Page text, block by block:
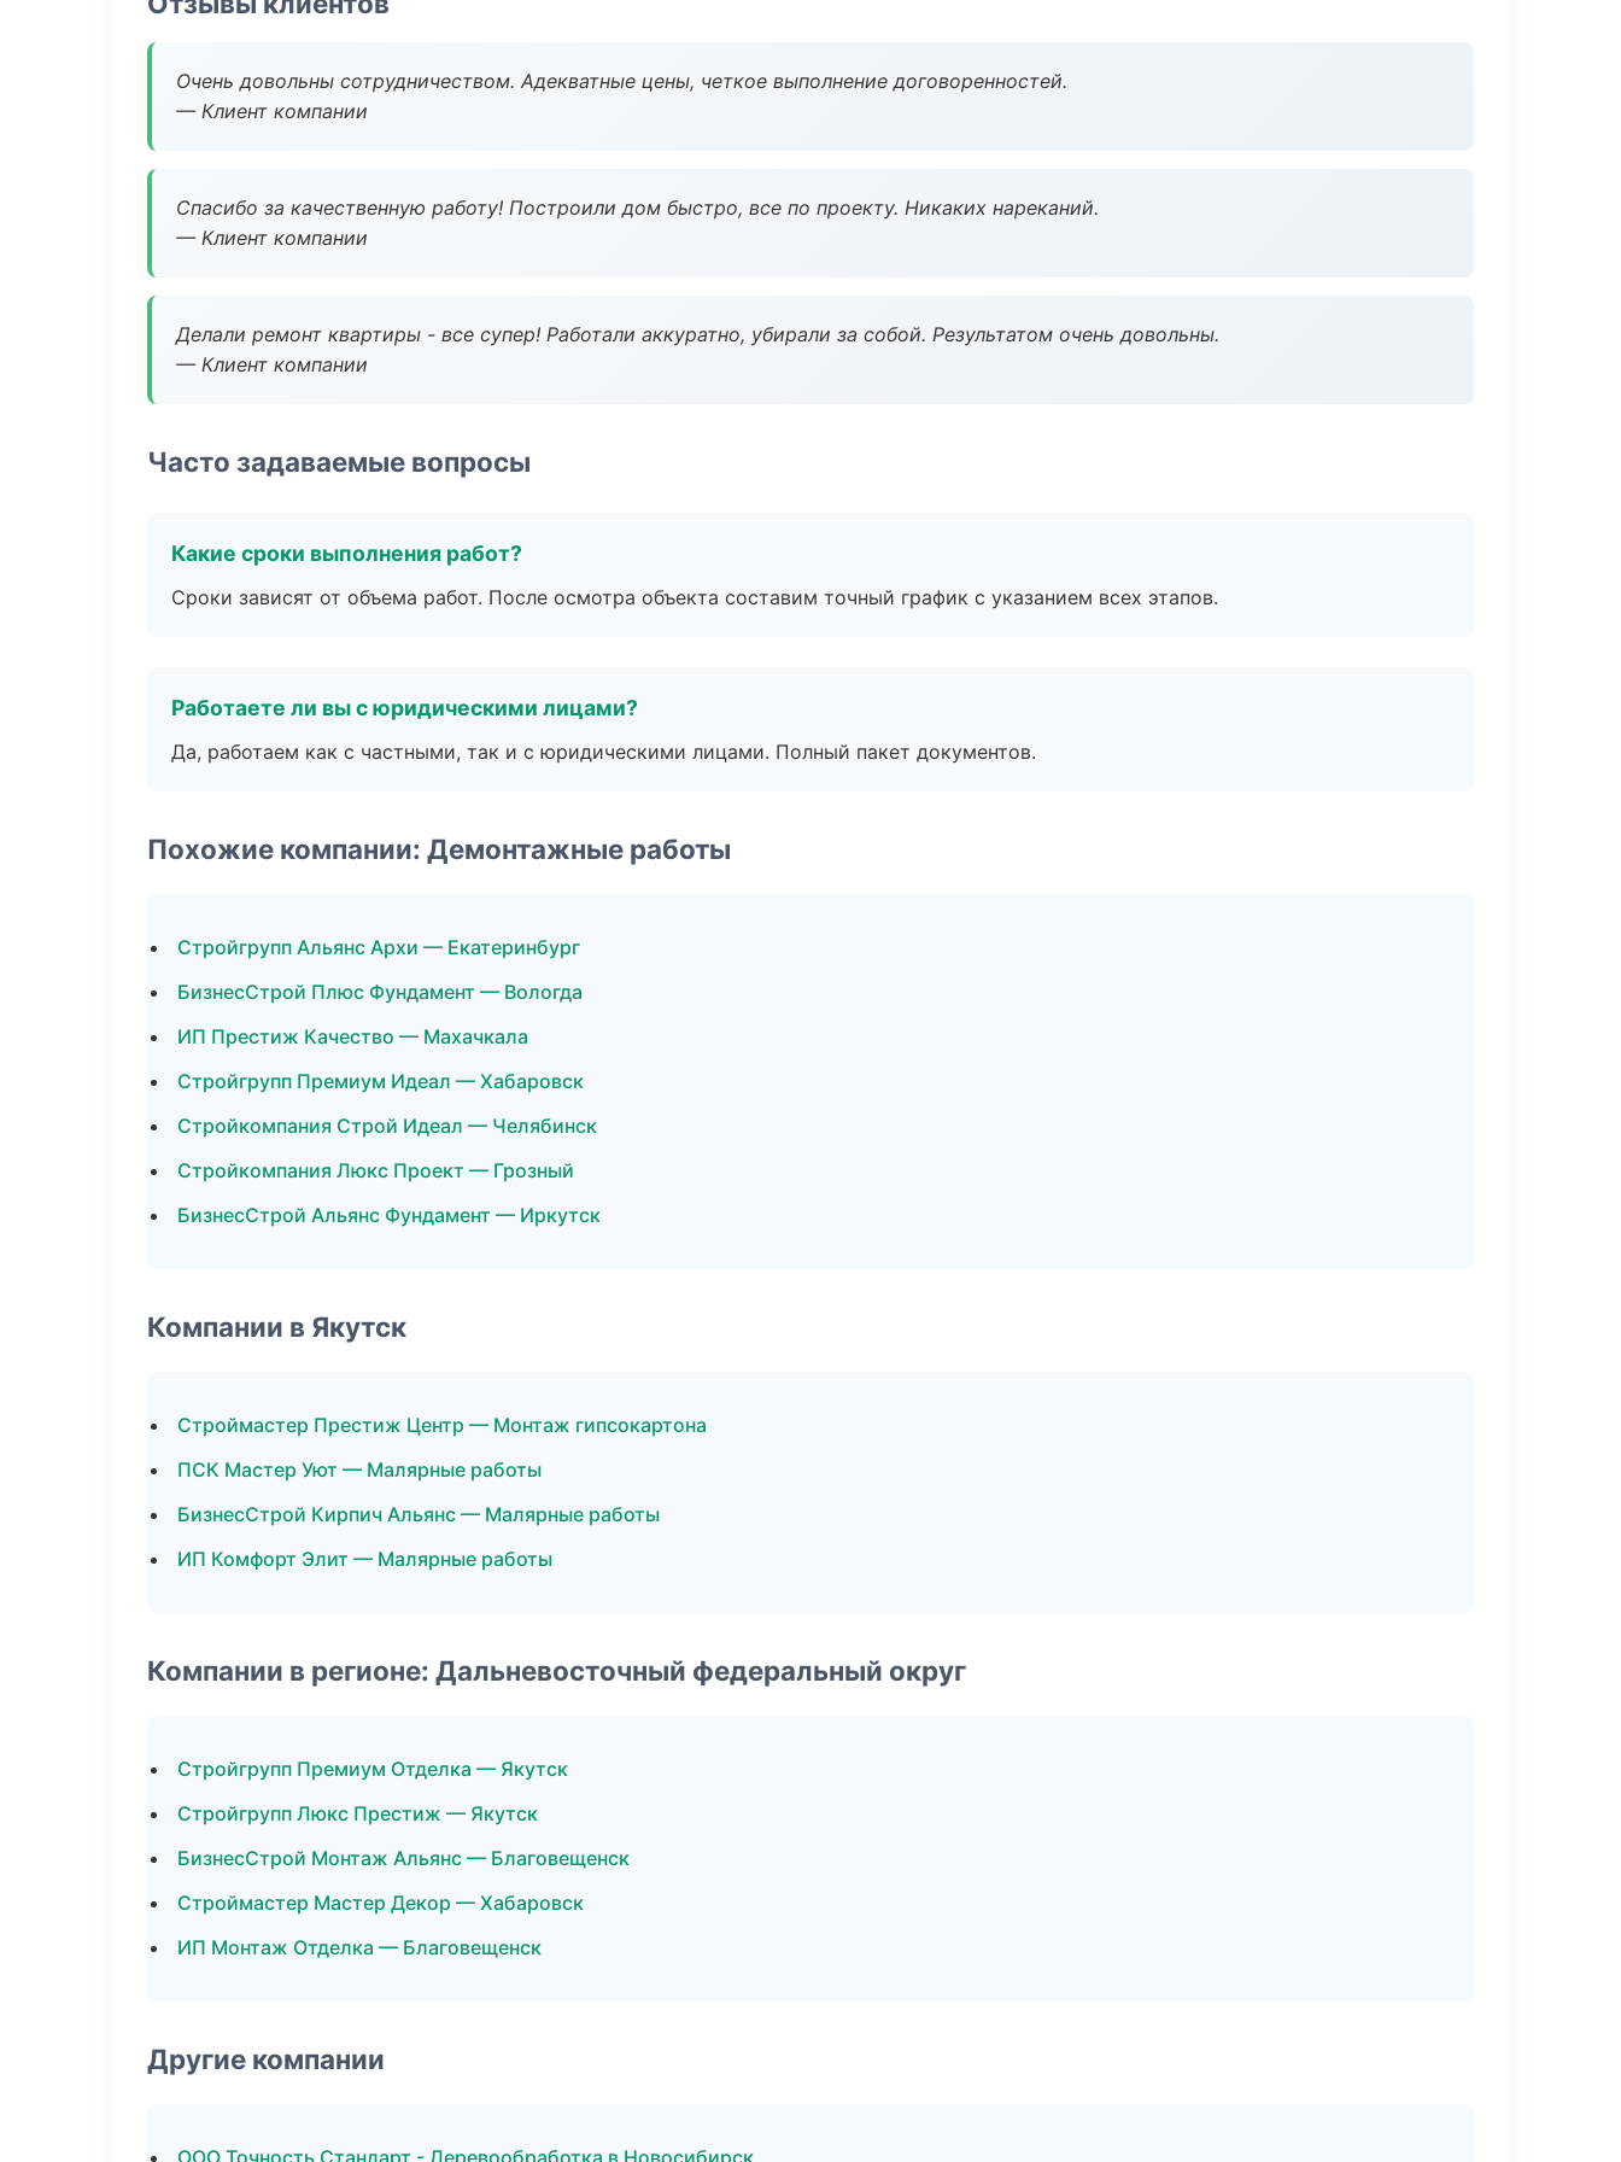
Очень довольны сотрудничеством. Адекватные цены, четкое выполнение договоренностей.
— Клиент компании
Спасибо за качественную работу! Построили дом быстро, все по проекту. Никаких нареканий.
— Клиент компании
Делали ремонт квартиры - все супер! Работали аккуратно, убирали за собой. Результатом очень довольны.
— Клиент компании
Часто задаваемые вопросы
Какие сроки выполнения работ?
Сроки зависят от объема работ. После осмотра объекта составим точный график с указанием всех этапов.
Работаете ли вы с юридическими лицами?
Да, работаем как с частными, так и с юридическими лицами. Полный пакет документов.
Похожие компании: Демонтажные работы
Стройгрупп Альянс Архи — Екатеринбург
БизнесСтрой Плюс Фундамент — Вологда
ИП Престиж Качество — Махачкала
Стройгрупп Премиум Идеал — Хабаровск
Стройкомпания Строй Идеал — Челябинск
Стройкомпания Люкс Проект — Грозный
БизнесСтрой Альянс Фундамент — Иркутск
Компании в Якутск
Строймастер Престиж Центр — Монтаж гипсокартона
ПСК Мастер Уют — Малярные работы
БизнесСтрой Кирпич Альянс — Малярные работы
ИП Комфорт Элит — Малярные работы
Компании в регионе: Дальневосточный федеральный округ
Стройгрупп Премиум Отделка — Якутск
Стройгрупп Люкс Престиж — Якутск
БизнесСтрой Монтаж Альянс — Благовещенск
Строймастер Мастер Декор — Хабаровск
ИП Монтаж Отделка — Благовещенск
Другие компании
ООО Точность Стандарт - Деревообработка в Новосибирск